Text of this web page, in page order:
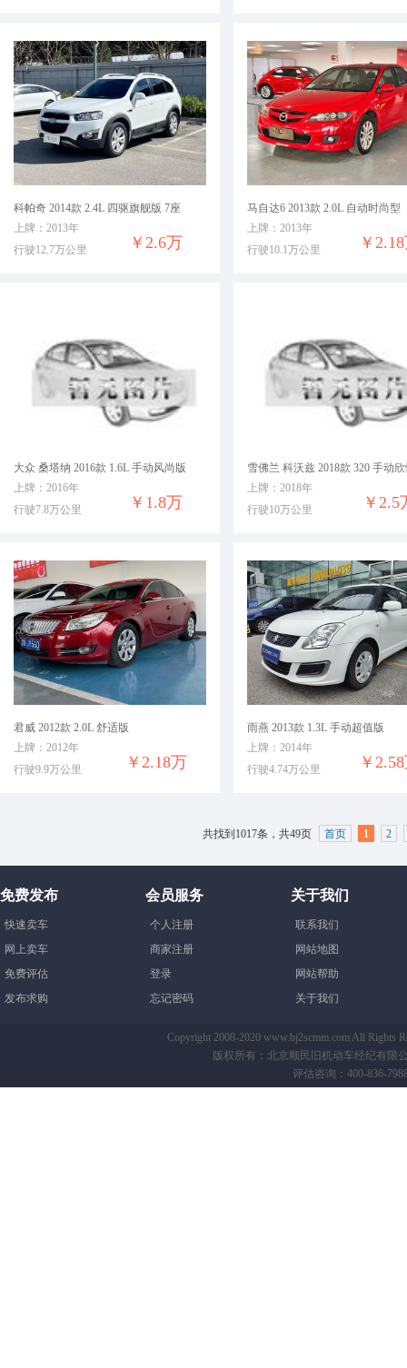
科帕奇 2014款 2.4L 四驱旗舰版 7座
￥2.6万
上牌：2013年
行驶12.7万公里
马自达6 2013款 2.0L 自动时尚型
￥
上牌：2013年
行驶10.1万公里
大众 桑塔纳 2016款 1.6L 手动风尚版
￥1.8万
上牌：2016年
行驶7.8万公里
雪佛兰 科沃兹 2018款 320 手动
￥2.5
上牌：2018年
行驶10万公里
君威 2012款 2.0L 舒适版
￥2.18万
上牌：2012年
行驶9.9万公里
雨燕 2013款 1.3L 手动超值版
￥
上牌：2014年
行驶4.74万公里
共找到1017条，共49页 首页 1 2
免费发布
快速卖车
网上卖车
免费评估
发布求购
会员服务
个人注册
商家注册
登录
忘记密码
关于我们
联系我们
网站地图
网站帮助
关于我们
Copyright 2008-2020 www.bj2scmm.com All Rights
版权所有：北京顺民旧机动车经纪有限
评估咨询：400-836-